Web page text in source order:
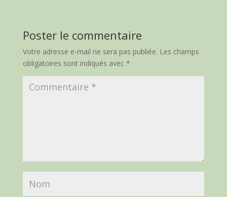
Poster le commentaire
Votre adresse e-mail ne sera pas publiée. Les champs
obligatoires sont indiqués avec *